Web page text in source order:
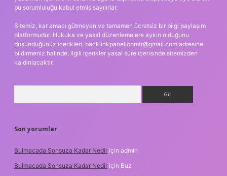
bu sorumluluğu kabul etmiş sayılırlar.
Sitemiz, kar amacı gütmeyen ve tamamen ücretsiz bir bilgi paylaşım
platformudur. Hukuka ve yasal düzenlemelere aykırı olduğunu
düşündüğünüz içerikleri, backlinkpanelicomtr@gmail.com adresine
bildirmeniz halinde, ilgili içerikler yasal süre içerisinde sitemizden
kaldırılacaktır.
Son yorumlar
Bulmacada Sonsuza Kadar Nedir için admin
Bulmacada Sonsuza Kadar Nedir için Buz